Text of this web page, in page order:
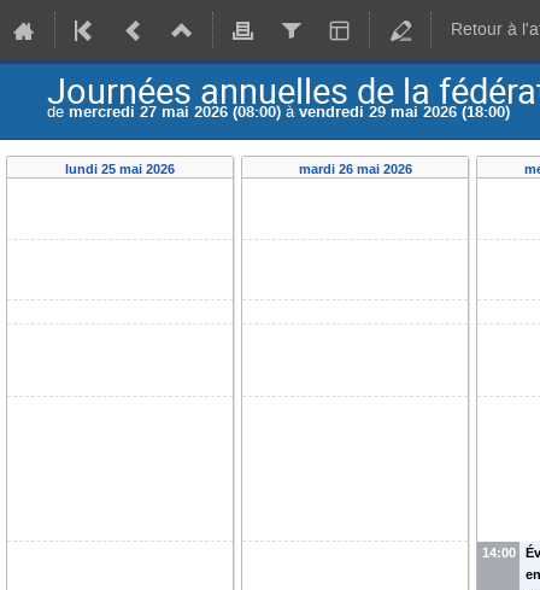
Retour à
Journées annuelles de la
de mercredi 27 mai 2026 (08:00) àvendredi 29 mai 2026 (18:00)
lundi 25 mai 2026 mardi 26 mai 2026
14:00